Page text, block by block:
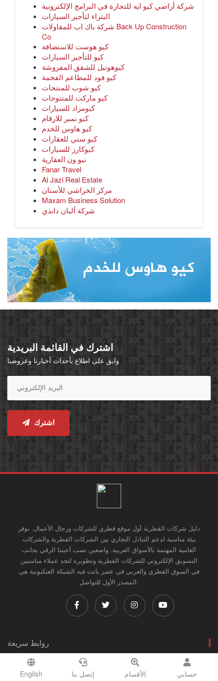
شركة أراضي كيو ايه للتجارة في البرامج الإلكترونية
البتراء لتأجير السيارات
شركة باك اب للمقاولات Back Up Construction
Co
كيو هوست للاستضافة
كيو للتأجير السيارات
كيوهوتيل للشقق المفروشة
كيو فود للمطاعم الفخمة
كيو شوب للمنتجات
كيو ماركت للمنتوجات
كيومزاد للسيارات
كيو نمبر للارقام
كيو هاوس للخدم
كيو ستي للعقارات
كيوكارز للسيارات
نيو ون العقارية
Fanar Travel
Al Jazi Real Estate
مركز الخراشي للأسنان
Maxam Business Solution
شركة ألبان داندي
اشترك في القائمة البريدية
وابق على اطلاع بأحداث أخبارنا وعروضنا
اشترك
حسابي الأقسام إتصل بنا English
دليل شركات القطرية أول موقع قطري للشركات ورجال الأعمال. نوفر
بيئة مناسبة لدعم التبادل التجاري بين الشركات القطرية والشركات
العامية المهتمة بالأسواق العربية. واضعين نصب أعيننا الرقي بجانب
التسويق الإلكتروني للشركات القطرية وتطويره لتجد عملاء مناسبين
في السوق القطري والعربي في عصر باتت فيه الشبكة العنكبونية هي
المصدر الأول للتواصل.
روابط سريعة
شروط الإستخدام